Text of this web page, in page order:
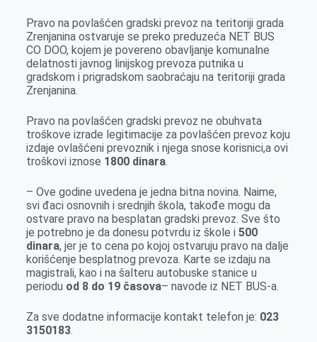
Pravo na povlašćen gradski prevoz na teritoriji grada
Zrenjanina ostvaruje se preko preduzeća NET BUS
CO DOO, kojem je povereno obavljanje komunalne
delatnosti javnog linijskog prevoza putnika u
gradskom i prigradskom saobraćaju na teritoriji grada
Zrenjanina.
Pravo na povlašćen gradski prevoz ne obuhvata
troškove izrade legitimacije za povlašćen prevoz koju
izdaje ovlašćeni prevoznik i njega snose korisnici,a ovi
troškovi iznose 1800 dinara.
– Ove godine uvedena je jedna bitna novina. Naime,
svi đaci osnovnih i srednjih škola, takođe mogu da
ostvare pravo na besplatan gradski prevoz. Sve što
je potrebno je da donesu potvrdu iz škole i 500
dinara, jer je to cena po kojoj ostvaruju pravo na dalje
korišćenje besplatnog prevoza. Karte se izdaju na
magistrali, kao i na šalteru autobuske stanice u
periodu od 8 do 19 časova– navode iz NET BUS-a.
Za sve dodatne informacije kontakt telefon je: 023
3150183.